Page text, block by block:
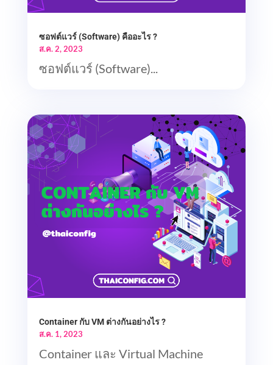
ซอฟต์แวร์ (Software) คืออะไร ?
ส.ค. 2, 2023
ซอฟต์แวร์ (Software)...
Container กับ VM ต่างกันอย่างไร ?
ส.ค. 1, 2023
Container และ Virtual Machine